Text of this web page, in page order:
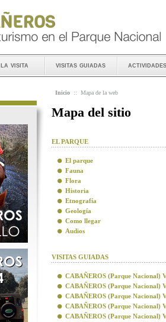
la visita visitas guiadas actividades
Inicio :: Mapa de la web
Mapa del sitio
EL PARQUE
El parque
Fauna
Flora
Historia
Etnografía
Geología
Como llegar
Audios
VISITAS GUIADAS
CABAÑEROS (Parque Nacional)
CABAÑEROS (Parque Nacional)
CABAÑEROS (Parque Nacional)
CABAÑEROS (Parque Nacional)
CABAÑEROS (Parque Nacional)